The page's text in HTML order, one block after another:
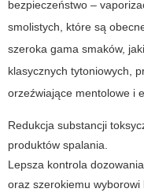
bezpieczeństwo –
smolistych, które są
szeroka gama smaków,
klasycznych tytoniowych,
orzeźwiające mentolowe i
Redukcja substancji
produktów spalania.
Lepsza kontrola
oraz szerokiemu wyborowi